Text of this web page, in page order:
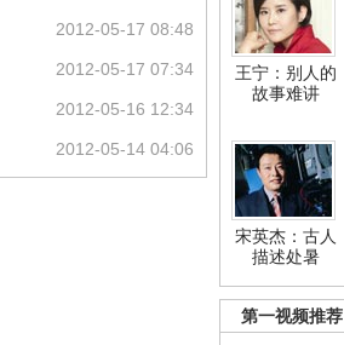
王宁：别人的
故事难讲
宋英杰：古人
描述处暑
第一视频推荐
2012-05-17 08:48
2012-05-17 07:34
2012-05-16 12:34
2012-05-14 04:06